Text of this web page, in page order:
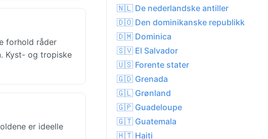
forhold råder
Kyst- og tropiske
er ideelle
🇳🇱 De nederlandske antiller
🇩🇴 Den dominikanske republikk
🇩🇲 Dominica
🇸🇻 El Salvador
🇺🇸 Forente stater
🇬🇩 Grenada
🇬🇱 Grønland
🇬🇵 Guadeloupe
🇬🇹 Guatemala
🇭🇹 Haiti